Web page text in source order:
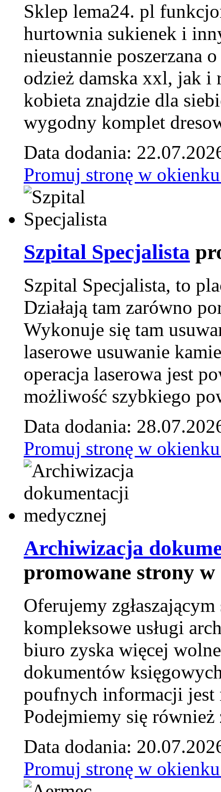
Sklep lema24. pl
hurtownia sukienek i
nieustannie poszerzana
odzież damska xxl, jak i
kobieta znajdzie dla
wygodny komplet
Data dodania:
Promuj stronę w
Szpital Specjalista
Szpital Specjalista, to
Działają tam zarówno
Wykonuje się tam
laserowe usuwanie
operacja laserowa jest
możliwość szybkiego
Data dodania:
Promuj stronę w
Archiwizacja
promowane strony
Oferujemy
kompleksowe usługi
biuro zyska więcej
dokumentów
poufnych informacji jest
Podejmiemy się
Data dodania:
Promuj stronę w